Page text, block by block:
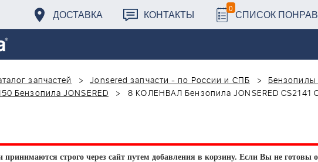
ДОСТАВКА КОНТАКТЫ 0 СПИСОК
запчастей Jonsered запчасти - по России и СПБ
Бензопилы
Бензопила JONSERED
8 КОЛЕНВАЛ Бензопила JONSERED CS2141
принимаются строго через сайт путем добавления в корзину. Если Вы не готовы